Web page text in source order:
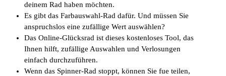
deinem Rad haben möchten.
Es gibt das Farbauswahl-Rad dafür. Und müssen Sie
anspruchslos eine zufällige Wert auswählen?
Das Online-Glücksrad ist dieses kostenloses Tool, das
Ihnen hilft, zufällige Auswahlen und Verlosungen
einfach durchzuführen.
Wenn das Spinner-Rad stoppt, können Sie fue teilen,